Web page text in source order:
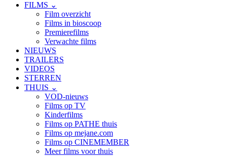
FILMS ⌄
Film overzicht
Films in bioscoop
Premierefilms
Verwachte films
NIEUWS
TRAILERS
VIDEOS
STERREN
THUIS ⌄
VOD-nieuws
Films op TV
Kinderfilms
Films op PATHE thuis
Films op mejane.com
Films op CINEMEMBER
Meer films voor thuis